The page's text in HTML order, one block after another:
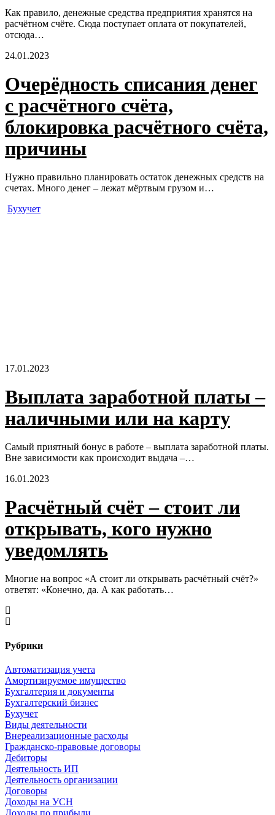
Как правило, денежные средства предприятия хранятся на
расчётном счёте. Сюда поступает оплата от покупателей,
отсюда…
24.01.2023
Очерёдность списания денег
с расчётного счёта,
блокировка расчётного счёта,
причины
Нужно правильно планировать остаток денежных средств на
счетах. Много денег – лежат мёртвым грузом и…
Бухучет
17.01.2023
Выплата заработной платы –
наличными или на карту
Самый приятный бонус в работе – выплата заработной платы.
Вне зависимости как происходит выдача –…
16.01.2023
Расчётный счёт – стоит ли
открывать, кого нужно
уведомлять
Многие на вопрос «А стоит ли открывать расчётный счёт?»
ответят: «Конечно, да. А как работать…
Рубрики
Автоматизация учета
Амортизируемое имущество
Бухгалтерия и документы
Бухгалтерский бизнес
Бухучет
Виды деятельности
Внереализационные расходы
Гражданско-правовые договоры
Дебиторы
Деятельность ИП
Деятельность организации
Договоры
Доходы на УСН